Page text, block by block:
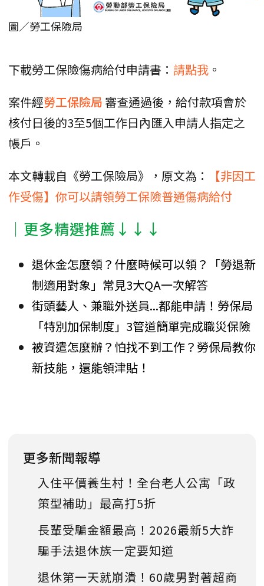
圖／勞工保險局
下載勞工保險傷病給付申請書： 請點我 。
案件經勞工保險局 審查通過後，給付款項會於
核付日後的3至5個工作日內匯入申請人指定之
帳戶。
本文轉載自《勞工保險局》，原文為：
【非因工
作受傷】你可以請領勞工保險普通傷病給付
│更多精選推薦↓↓↓
退休金怎麼領？什麼時候可以領？「勞退新
制適用對象」常見3大QA一次解答
街頭藝人、兼職外送員...都能申請！勞保局
「特別加保制度」3管道簡單完成職災保險
被資遣怎麼辦？怕找不到工作？勞保局教你
新技能，還能領津貼！
更多新聞報導
入住平價養生村！全台老人公寓「政
策型補助」最高打5折
長輩受騙金額最高！2026最新5大詐
騙手法退休族一定要知道
退休第一天就崩潰！60歲男對著超商